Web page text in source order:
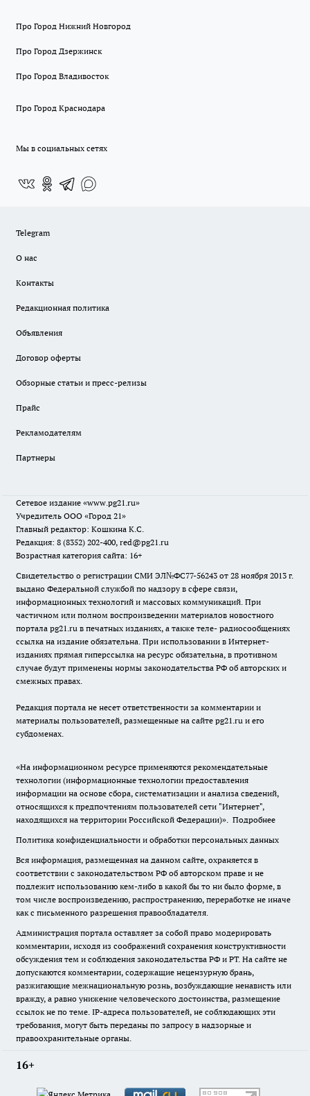
Про Город Нижний Новгород
Про Город Дзержинск
Про Город Владивосток
Про Город Краснодара
Мы в социальных сетях
Telegram
О нас
Контакты
Редакционная политика
Объявления
Договор оферты
Обзорные статьи и пресс-релизы
Прайс
Рекламодателям
Партнеры
Сетевое издание «www.pg21.ru»
Учредитель ООО «Город 21»
Главный редактор: Кошкина К.С.
Редакция: 8 (8352) 202-400, red@pg21.ru
Возрастная категория сайта: 16+
Свидетельство о регистрации СМИ ЭЛ№ФС77-56243 от 28 ноября 2013 г.
выдано Федеральной службой по надзору в сфере связи,
информационных технологий и массовых коммуникаций. При
частичном или полном воспроизведении материалов новостного
портала pg21.ru в печатных изданиях, а также теле- радиосообщениях
ссылка на издание обязательна. При использовании в Интернет-
изданиях прямая гиперссылка на ресурс обязательна, в противном
случае будут применены нормы законодательства РФ об авторских и
смежных правах.
Редакция портала не несет ответственности за комментарии и
материалы пользователей, размещенные на сайте pg21.ru и его
субдоменах.
«На информационном ресурсе применяются рекомендательные
технологии (информационные технологии предоставления
информации на основе сбора, систематизации и анализа сведений,
относящихся к предпочтениям пользователей сети "Интернет",
находящихся на территории Российской Федерации)». Подробнее
Политика конфиденциальности и обработки персональных данных
Вся информация, размещенная на данном сайте, охраняется в
соответствии с законодательством РФ об авторском праве и не
подлежит использованию кем-либо в какой бы то ни было форме, в
том числе воспроизведению, распространению, переработке не иначе
как с письменного разрешения правообладателя.
Администрация портала оставляет за собой право модерировать
комментарии, исходя из соображений сохранения конструктивности
обсуждения тем и соблюдения законодательства РФ и РТ. На сайте не
допускаются комментарии, содержащие нецензурную брань,
разжигающие межнациональную рознь, возбуждающие ненависть или
вражду, а равно унижение человеческого достоинства, размещение
ссылок не по теме. IP-адреса пользователей, не соблюдающих эти
требования, могут быть переданы по запросу в надзорные и
правоохранительные органы.
16+